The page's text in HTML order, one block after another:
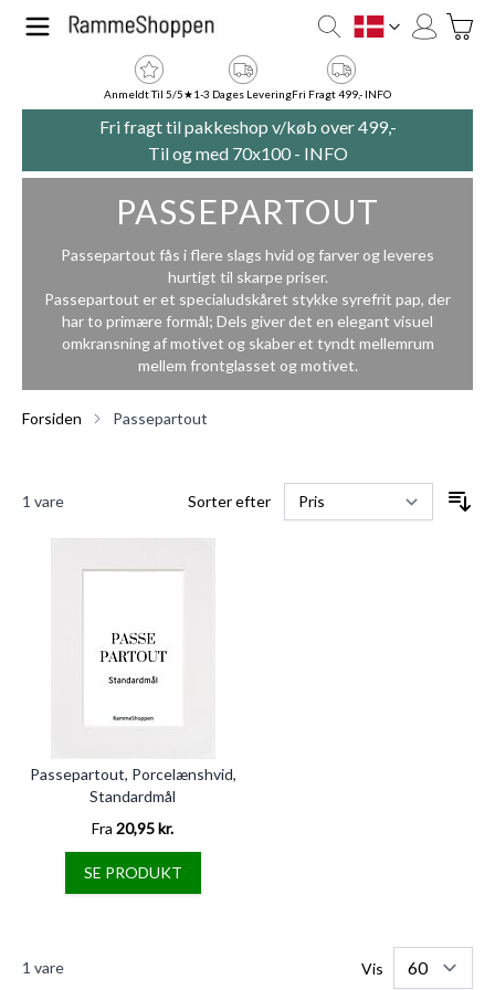
Skip to Content
DK
Anmeldt Til 5/5★1-3 Dages LeveringFri Fragt 499,- INFO
Fri fragt til pakkeshop v/køb over 499,-
Til og med 70x100 - INFO
PASSEPARTOUT
Passepartout fås i flere slags hvid og farver og leveres
hurtigt til skarpe priser.
Passepartout er et specialudskåret stykke syrefrit pap, der
har to primære formål; Dels giver det en elegant visuel
omkransning af motivet og skaber et tyndt mellemrum
mellem frontglasset og motivet.
Forsiden Passepartout
1 vare Sorter efter
Passepartout, Porcelænshvid,
Standardmål
Fra 20,95 kr.
SE PRODUKT
1 vare Vis